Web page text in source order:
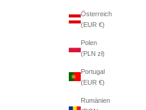
Österreich
(EUR €)
Polen
(PLN zł)
Portugal
(EUR €)
Rumänien